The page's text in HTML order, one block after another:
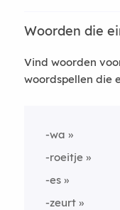
Woorden die
Vind woorden
woordspellen die
-wa
-roeitje
-es
-zeurt